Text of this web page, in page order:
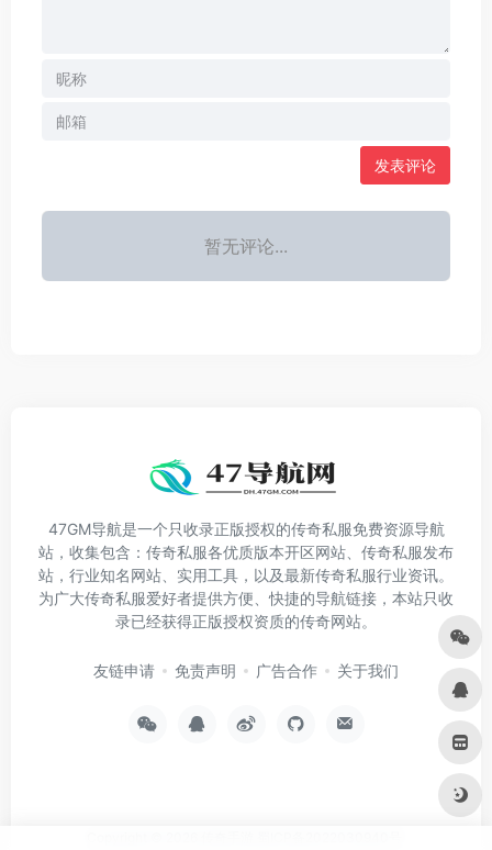
发表评论
暂无评论...
47GM导航是一个只收录正版授权的传奇私服免费资源导航
站，收集包含：传奇私服各优质版本开区网站、传奇私服发布
站，行业知名网站、实用工具，以及最新传奇私服行业资讯。
为广大传奇私服爱好者提供方便、快捷的导航链接，本站只收
录已经获得正版授权资质的传奇网站。
友链申请 免责声明 广告合作 关于我们